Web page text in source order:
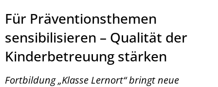
Für Präventionsthemen
sensibilisieren – Qualität der
Kinderbetreuung stärken
Fortbildung „Klasse Lernort“ bringt neue